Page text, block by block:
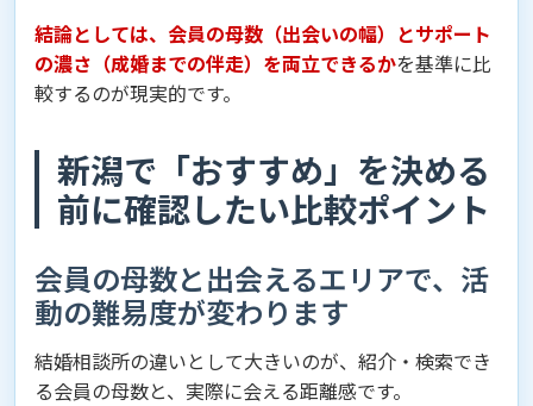
結論としては、会員の母数（出会いの幅）とサポート
の濃さ（成婚までの伴走）を両立できるかを基準に比
較するのが現実的です。
新潟で「おすすめ」を決める
前に確認したい比較ポイント
会員の母数と出会えるエリアで、活
動の難易度が変わります
結婚相談所の違いとして大きいのが、紹介・検索でき
る会員の母数と、実際に会える距離感です。